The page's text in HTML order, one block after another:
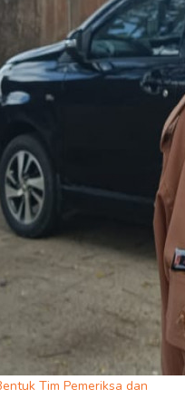
Tim Pemeriksa dan